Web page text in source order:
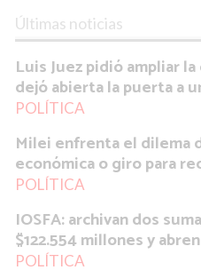
Últimas noticias
Luis Juez pidió ampliar
dejó abierta la puerta a
POLÍTICA
Milei enfrenta el dilema
económica o giro para
POLÍTICA
IOSFA: archivan dos
$122.554 millones y
POLÍTICA